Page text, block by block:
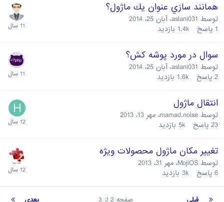
همانند سازي عنوان يك ماژول؟
توسط aslani031،آبان 25، 2014
1 پاسخ 1.4k بازدید
سوال در مورد پوشه كش؟
توسط aslani031،آبان 25، 2014
2 پاسخ 1.6k بازدید
انتقال ماژول
توسط mamad.noise، مهر 13، 2013
23 پاسخ 5k بازدید
تغییر مکان ماژول محصولات ویژه
توسط MojiOS، مهر 31، 2013
6 پاسخ 3k بازدید
قبلی بعدی صفحه 2 از 3